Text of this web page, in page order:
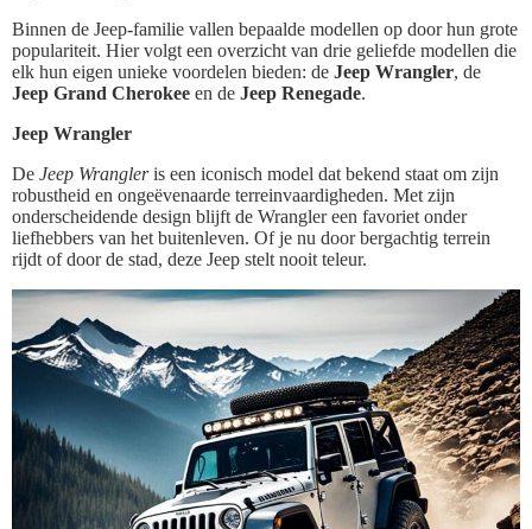
Binnen de Jeep-familie vallen bepaalde modellen op door hun grote
populariteit. Hier volgt een overzicht van drie geliefde modellen die
elk hun eigen unieke voordelen bieden: de Jeep Wrangler, de
Jeep Grand Cherokee en de Jeep Renegade.
Jeep Wrangler
De Jeep Wrangleris een iconisch model dat bekend staat om zijn
robustheid en ongeëvenaarde terreinvaardigheden. Met zijn
onderscheidende design blijft de Wrangler een favoriet onder
liefhebbers van het buitenleven. Of je nu door bergachtig terrein
rijdt of door de stad, deze Jeep stelt nooit teleur.